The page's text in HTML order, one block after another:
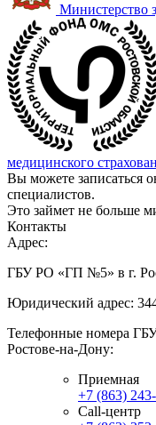
Министерство
медицинского
Вы можете записаться
специалистов.
Это займет не больше
Контакты
Адрес:
ГБУ РО «ГП №5» в г.
Юридический адрес:
Телефонные номера
Ростове-на-Дону:
Приемная
+7 (863)
Call-центр